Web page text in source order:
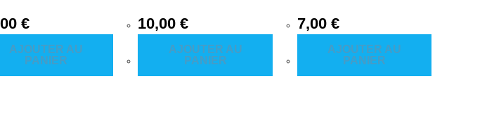
€
AJOUTER AU
PANIER
10,00€
AJOUTER AU
PANIER
7,00 €
AJOUTER AU
PANIER